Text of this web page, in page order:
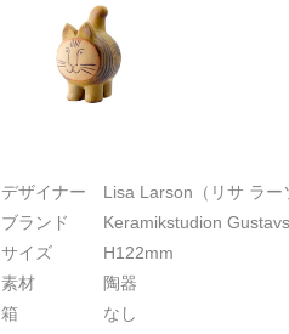
デザイナー Lisa Larson（リサ ラー
ブランド Keramikstudion
サイズ H122mm
素材 陶器
箱 なし